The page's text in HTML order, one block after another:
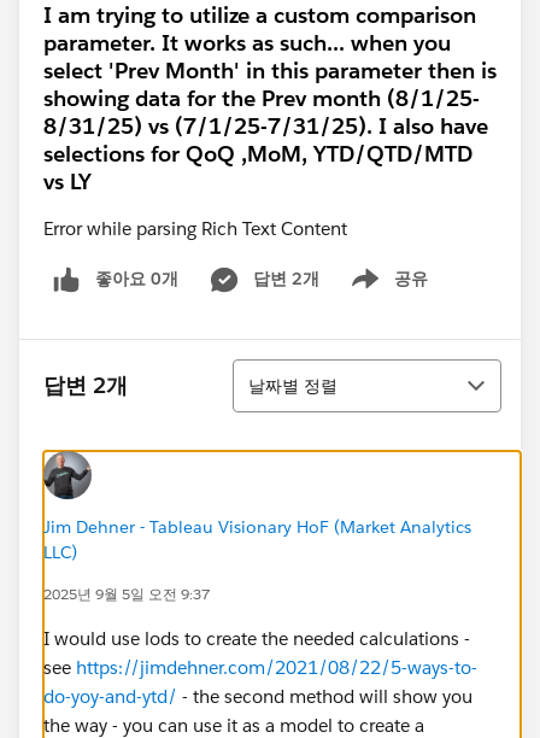
I am trying to utilize a custom comparison
parameter. It works as such... when you
select 'Prev Month' in this parameter then is
showing data for the Prev month (8/1/25-
8/31/25) vs (7/1/25-7/31/25). I also have
selections for QoQ ,MoM, YTD/QTD/MTD
vs LY
Error while parsing Rich Text Content
좋아요 0개 답변 2개 공유
Show menu
답변 2개
정렬
날짜별 정렬
Jim Dehner - Tableau Visionary HoF (Market Analytics
LLC)
2025년 9월 5일 오전 9:37
I would use lods to create the needed calculations -
see https://jimdehner.com/2021/08/22/5-ways-to-
do-yoy-and-ytd/ - the second method will show you
the way - you can use it as a model to create a